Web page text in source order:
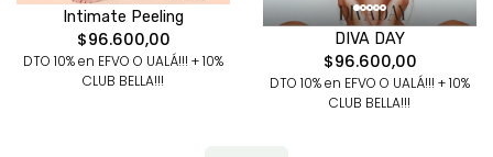
Intimate Peeling
$96.600,00
DTO 10% en EFVO O UALÁ!!! + 10%
CLUB BELLA!!!
DIVA DAY
$96.600,00
DTO 10% en EFVO O UALÁ!!! + 10%
CLUB BELLA!!!